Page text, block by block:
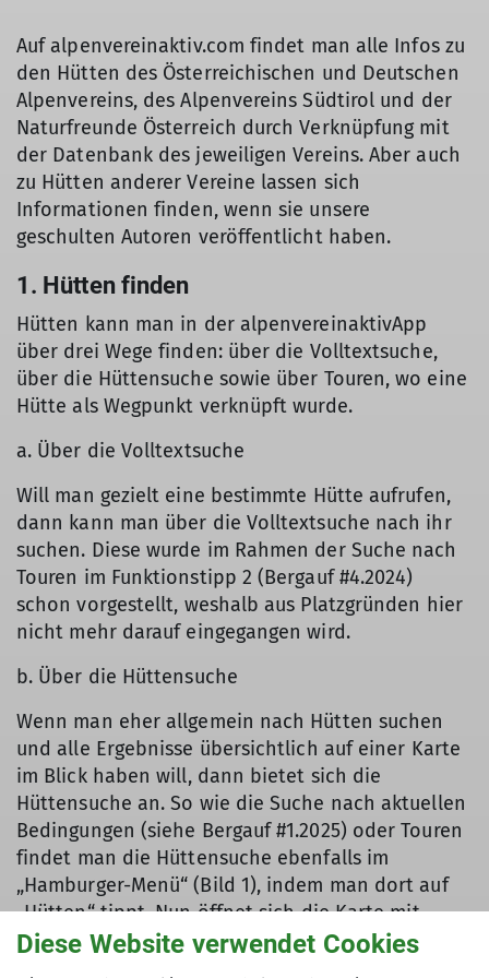
Auf alpenvereinaktiv.com findet man alle Infos zu
den Hütten des Österreichischen und Deutschen
Alpenvereins, des Alpenvereins Südtirol und der
Naturfreunde Österreich durch Verknüpfung mit
der Datenbank des jeweiligen Vereins. Aber auch
zu Hütten anderer Vereine lassen sich
Informationen finden, wenn sie unsere
geschulten Autoren veröffentlicht haben.
1. Hütten finden
Hütten kann man in der alpenvereinaktivApp
über drei Wege finden: über die Volltextsuche,
über die Hüttensuche sowie über Touren, wo eine
Hütte als Wegpunkt verknüpft wurde.
a. Über die Volltextsuche
Will man gezielt eine bestimmte Hütte aufrufen,
dann kann man über die Volltextsuche nach ihr
suchen. Diese wurde im Rahmen der Suche nach
Touren im Funktionstipp 2 (Bergauf #4.2024)
schon vorgestellt, weshalb aus Platzgründen hier
nicht mehr darauf eingegangen wird.
b. Über die Hüttensuche
Wenn man eher allgemein nach Hütten suchen
und alle Ergebnisse übersichtlich auf einer Karte
im Blick haben will, dann bietet sich die
Hüttensuche an. So wie die Suche nach aktuellen
Bedingungen (siehe Bergauf #1.2025) oder Touren
findet man die Hüttensuche ebenfalls im
„Hamburger-Menü“ (Bild 1), indem man dort auf
„Hütten“ tippt. Nun öffnet sich die Karte mit
vielen Hüttensymbolen (Bild 2) und man kann
Diese Website verwendet Cookies